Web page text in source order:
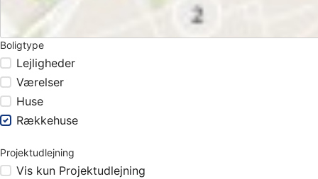
Boligtype
Lejligheder
Værelser
Huse
Rækkehuse
Projektudlejning
Vis kun Projektudlejning